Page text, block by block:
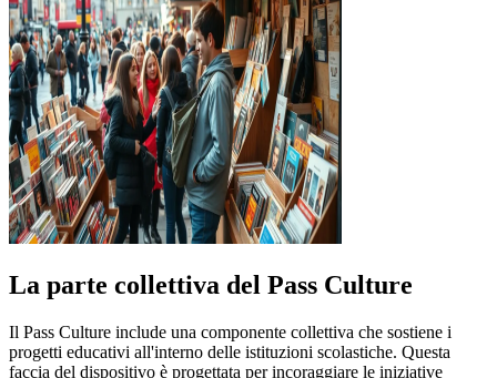
La parte collettiva del Pass Culture
Il Pass Culture include una componente collettiva che sostiene i
progetti educativi all'interno delle istituzioni scolastiche. Questa
faccia del dispositivo è progettata per incoraggiare le iniziative